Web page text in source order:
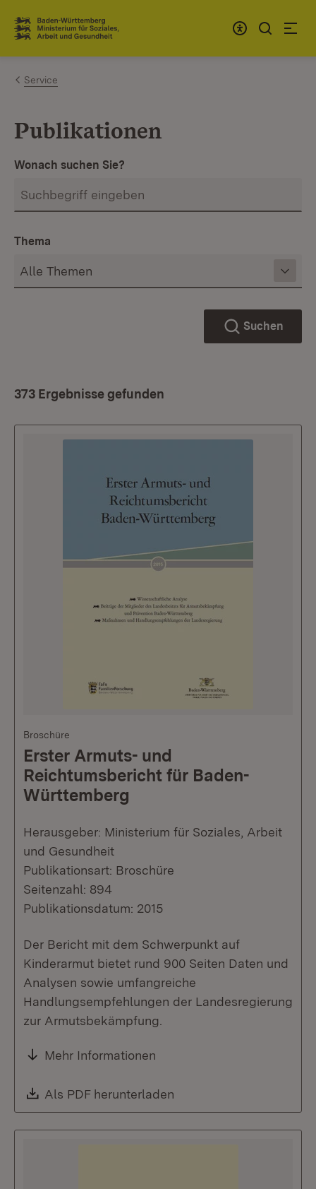
Zum Inhalt springen
Link zur Startseite
Service
Publikationen
Wonach suchen Sie?
Thema
Suchen
373 Ergebnisse gefunden
Broschüre
Erster Armuts- und
Reichtumsbericht für Baden-
Württemberg
Herausgeber: Ministerium für Soziales, Arbeit
und Gesundheit
Publikationsart: Broschüre
Seitenzahl: 894
Publikationsdatum: 2015
Der Bericht mit dem Schwerpunkt auf
Kinderarmut bietet rund 900 Seiten Daten und
Analysen sowie umfangreiche
Handlungsempfehlungen der Landesregierung
zur Armutsbekämpfung.
Mehr Informationen
Download:
Als PDF herunterladen